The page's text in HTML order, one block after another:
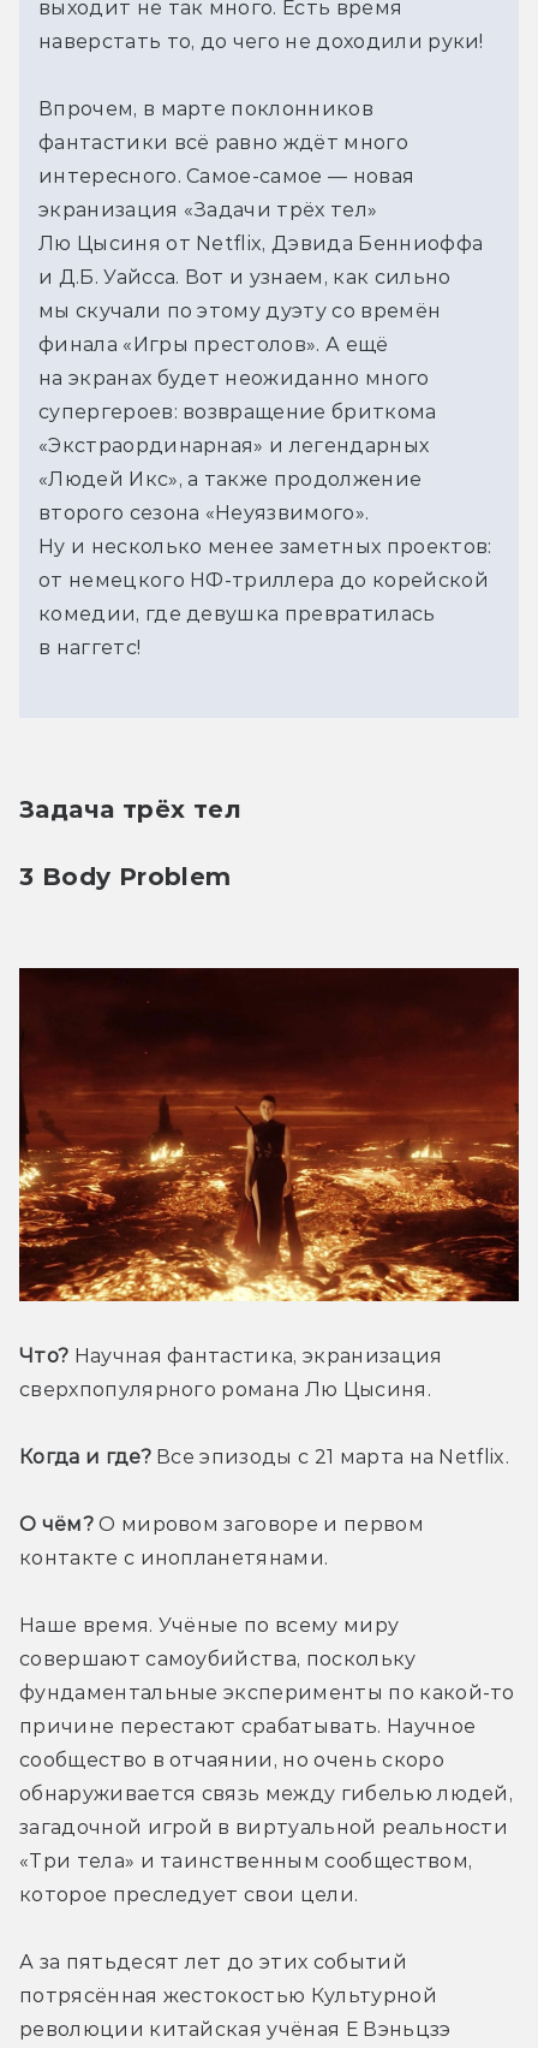
выходит не так много. Есть время
наверстать то, до чего не доходили руки!
Впрочем, в марте поклонников
фантастики всё равно ждёт много
интересного. Самое-самое — новая
экранизация «Задачи трёх тел»
Лю Цысиня от Netflix, Дэвида Бенниоффа
и Д.Б. Уайсса. Вот и узнаем, как сильно
мы скучали по этому дуэту со времён
финала «Игры престолов». А ещё
на экранах будет неожиданно много
супергероев: возвращение бриткома
«Экстраординарная» и легендарных
«Людей Икс», а также продолжение
второго сезона «Неуязвимого».
Ну и несколько менее заметных проектов:
от немецкого НФ-триллера до корейской
комедии, где девушка превратилась
в наггетс!
Задача трёх тел
3 Body Problem
Что? Научная фантастика, экранизация
сверхпопулярного романа Лю Цысиня.
Когда и где? Все эпизоды с 21 марта на Netflix.
О чём? О мировом заговоре и первом
контакте с инопланетянами.
Наше время. Учёные по всему миру
совершают самоубийства, поскольку
фундаментальные эксперименты по какой-то
причине перестают срабатывать. Научное
сообщество в отчаянии, но очень скоро
обнаруживается связь между гибелью людей,
загадочной игрой в виртуальной реальности
«Три тела» и таинственным сообществом,
которое преследует свои цели.
А за пятьдесят лет до этих событий
потрясённая жестокостью Культурной
революции китайская учёная Е Вэньцзэ